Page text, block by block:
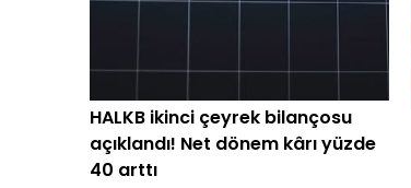
HALKB ikinci çeyrek bilançosu
açıklandı! Net dönem kârı yüzde
40 arttı